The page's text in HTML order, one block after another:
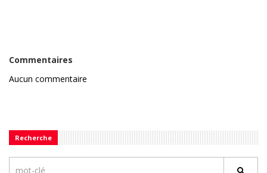
Commentaires
Aucun commentaire
Recherche